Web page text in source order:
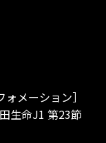
ォメーション］
生命J1 第23節